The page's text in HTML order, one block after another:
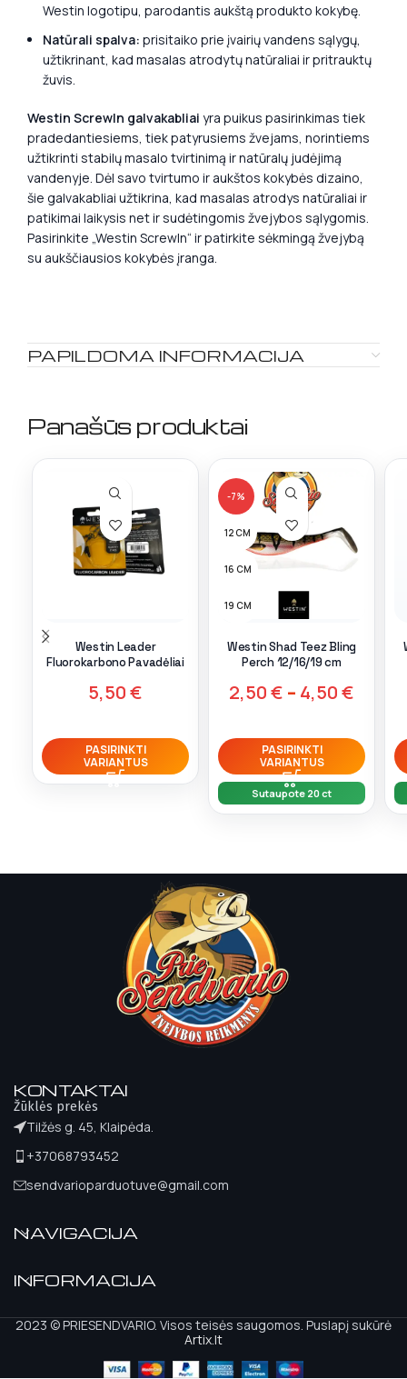
Westin logotipu, parodantis aukštą produkto kokybę.
Natūrali spalva: prisitaiko prie įvairių vandens sąlygų,
užtikrinant, kad masalas atrodytų natūraliai ir pritrauktų
žuvis.
Westin ScrewIn galvakabliai yra puikus pasirinkimas tiek
pradedantiesiems, tiek patyrusiems žvejams, norintiems
užtikrinti stabilų masalo tvirtinimą ir natūralų judėjimą
vandenyje. Dėl savo tvirtumo ir aukštos kokybės dizaino,
šie galvakabliai užtikrina, kad masalas atrodys natūraliai ir
patikimai laikysis net ir sudėtingomis žvejybos sąlygomis.
Pasirinkite „Westin ScrewIn“ ir patirkite sėkmingą žvejybą
su aukščiausios kokybės įranga.
PAPILDOMA INFORMACIJA
Panašūs produktai
Westin Leader
Fluorokarbono Pavadėliai
5,50€
PASIRINKTI
VARIANTUS
-7%
12 CM
16 CM
19 CM
9 CM
Westin Shad Teez Bling
Perch 12/16/19 cm
2,50€ – 4,50€
PASIRINKTI
VARIANTUS
Sutaupote 20 ct
KONTAKTAI
Žūklės prekės
Tilžės g. 45, Klaipėda.
+37068793452
sendvarioparduotuve@gmail.com
NAVIGACIJA
INFORMACIJA
2023 © PRIESENDVARIO. Visos teisės saugomos. Puslapį sukūrė
Artix.lt